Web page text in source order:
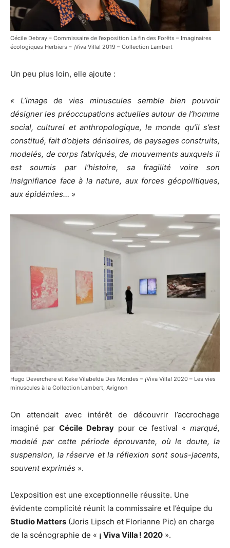
Cécile Debray – Commissaire de l’exposition La fin des Forêts – Imaginaires
écologiques Herbiers – ¡Viva Villa! 2019 – Collection Lambert
Un peu plus loin, elle ajoute :
« L’image de vies minuscules semble bien pouvoir
désigner les préoccupations actuelles autour de l’homme
social, culturel et anthropologique, le monde qu’il s’est
constitué, fait d’objets dérisoires, de paysages construits,
modelés, de corps fabriqués, de mouvements auxquels il
est soumis par l’histoire, sa fragilité voire son
insignifiance face à la nature, aux forces géopolitiques,
aux épidémies… »
Hugo Deverchere et Keke Vilabelda Des Mondes – ¡Viva Villa! 2020 – Les vies
minuscules à la Collection Lambert, Avignon
On attendait avec intérêt de découvrir l’accrochage
imaginé par Cécile Debraypour ce festival « marqué,
modelé par cette période éprouvante, où le doute, la
suspension, la réserve et la réflexion sont sous-jacents,
souvent exprimés ».
L’exposition est une exceptionnelle réussite. Une
évidente complicité réunit la commissaire et l’équipe du
Studio Matters (Joris Lipsch et Florianne Pic) en charge
de la scénographie de « ¡ Viva Villa ! 2020 ».